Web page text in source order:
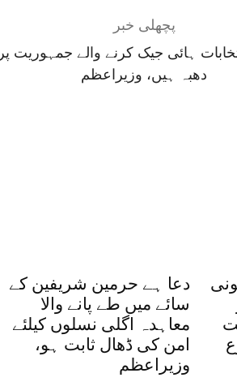
پچھلی خبر
ہائی جیک کرنے والے جمہوریت پر
دھبہ ہیں، وزیراعظم
دعا ہے حرمین شریفین کے
سائے میں طے پانے والا
معاہدہ اگلی نسلوں کیلئے
امن کی ڈھال ثابت ہو،
وزیراعظم